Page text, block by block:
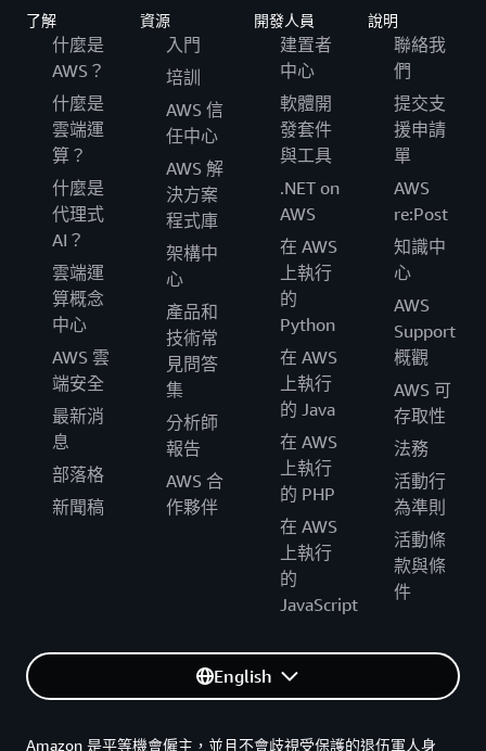
了解
什麼是
AWS？
什麼是
雲端運
算？
什麼是
代理式
AI？
雲端運
算概念
中心
AWS 雲
端安全
最新消
息
部落格
新聞稿
資源
入門
培訓
AWS 信
任中心
AWS 解
決方案
程式庫
架構中
心
產品和
技術常
見問答
集
分析師
報告
AWS 合
作夥伴
開發人員
建置者
中心
軟體開
發套件
與工具
.NET on
AWS
在 AWS
上執行
的
Python
在 AWS
上執行
的 Java
在 AWS
上執行
的 PHP
在 AWS
上執行
的
JavaScript
說明
聯絡我
們
提交支
援申請
單
AWS
re:Post
知識中
心
AWS
Support
概觀
AWS 可
存取性
法務
活動行
為準則
活動條
款與條
件
English
Amazon 是平等機會僱主，並且不會歧視受保護的退伍軍人身